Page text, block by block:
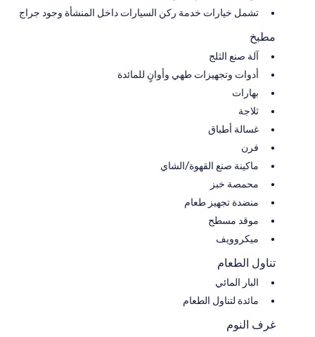
تشمل خيارات خدمة ركن السيارات داخل المنشأة وجود جراج
مطبخ
آلة صنع الثلج
أدوات وتجهيزات طهي وأوانٍ للمائدة
بهارات
ثلاجة
غسالة أطباق
فرن
ماكينة صنع القهوة/الشاي
محمصة خبز
منضدة تجهيز طعام
موقد مسطح
ميكروويف
تناول الطعام
البار المائي
مائدة لتناول الطعام
غرف النوم